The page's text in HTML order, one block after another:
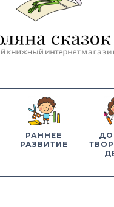
РАННЕЕ
РАЗВИТИЕ